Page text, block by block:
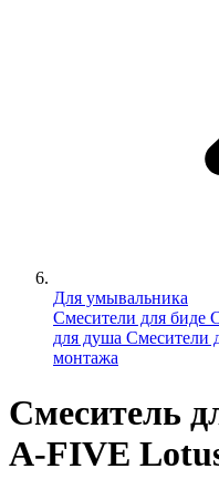
Для умывальника
Смесители для биде
для душа Смесители
монтажа
Смеситель
A-FIVE